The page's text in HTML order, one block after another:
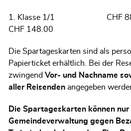
1. Klasse 1/1
CHF 148.00
Die Spartageskarten sind als
Papierticket erhältlich. Bei der
zwingend Vor- und Nachname
aller Reisenden angegeben
Die Spartageskarten können
Gemeindeverwaltung gegen